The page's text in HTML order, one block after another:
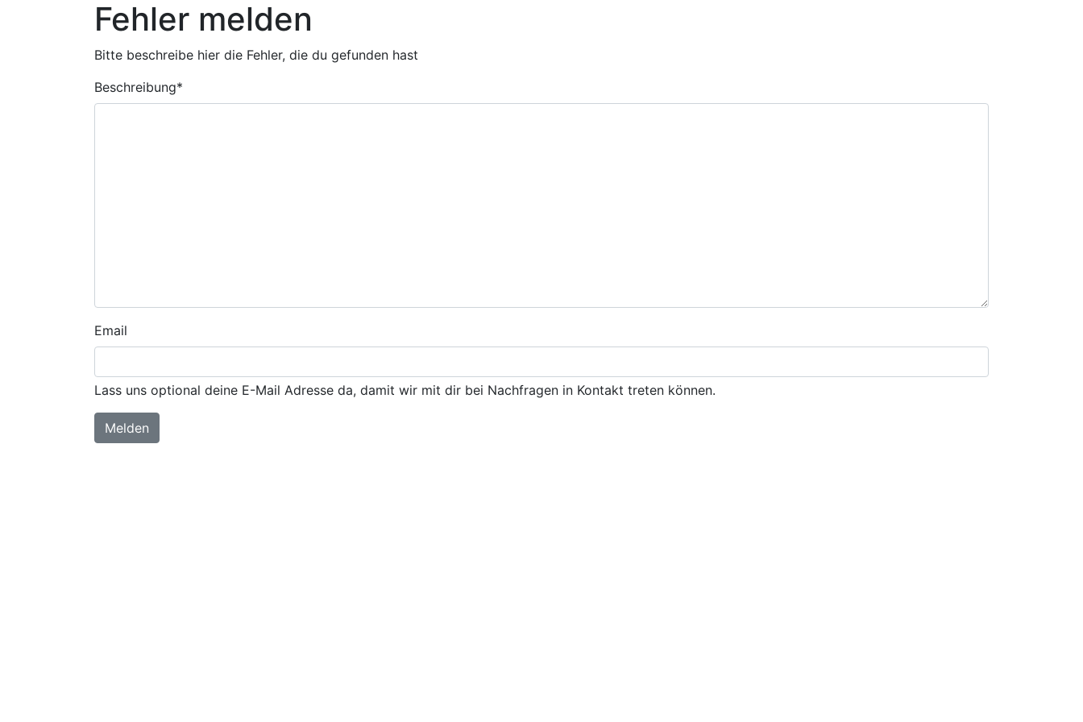
Fehler melden
Bitte beschreibe hier die Fehler, die du gefunden hast
Beschreibung*
Email
Lass uns optional deine E-Mail Adresse da, damit wir mit dir bei Nachfragen in Kontakt treten können.
Melden